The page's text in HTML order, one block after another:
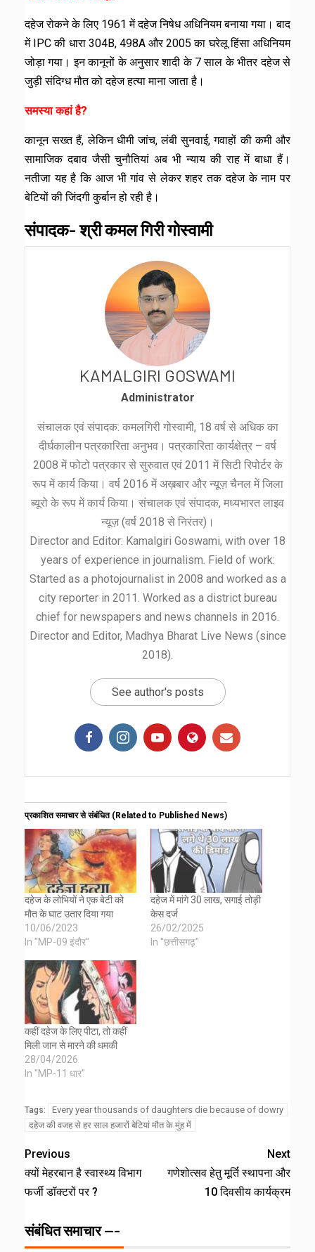
दहेज रोकने के लिए 1961 में दहेज निषेध अधिनियम बनाया गया। बाद
में IPC की धारा 304B, 498A और 2005 का घरेलू हिंसा अधिनियम
जोड़ा गया। इन कानूनों के अनुसार शादी के 7 साल के भीतर दहेज से
जुड़ी संदिग्ध मौत को दहेज हत्या माना जाता है।
समस्या कहां है?
कानून सख्त हैं, लेकिन धीमी जांच, लंबी सुनवाई, गवाहों की कमी और
सामाजिक दबाव जैसी चुनौतियां अब भी न्याय की राह में बाधा हैं।
नतीजा यह है कि आज भी गांव से लेकर शहर तक दहेज के नाम पर
बेटियों की जिंदगी कुर्बान हो रही है।
संपादक- श्री कमल गिरी गोस्वामी
KAMALGIRI GOSWAMI
Administrator
संचालक एवं संपादक: कमलगिरी गोस्वामी, 18 वर्ष से अधिक का
दीर्घकालीन पत्रकारिता अनुभव। पत्रकारिता कार्यक्षेत्र – वर्ष
2008 में फोटो पत्रकार से सुरुवात एवं 2011 में सिटी रिपोर्टर के
रूप में कार्य किया। वर्ष 2016 में अख़बार और न्यूज़ चैनल में जिला
ब्यूरो के रूप में कार्य किया। संचालक एवं संपादक, मध्यभारत लाइव
न्यूज़ (वर्ष 2018 से निरंतर)।
Director and Editor: Kamalgiri Goswami, with over 18
years of experience in journalism. Field of work:
Started as a photojournalist in 2008 and worked as a
city reporter in 2011. Worked as a district bureau
chief for newspapers and news channels in 2016.
Director and Editor, Madhya Bharat Live News (since
2018).
See author's posts
प्रकाशित समाचार से संबंधित (Related to Published News)
दहेज के लोभियों ने एक बेटी को
मौत के घाट उतार दिया गया
10/06/2023
In "MP-09 इंदौर"
दहेज में मांगे 30 लाख, सगाई तोड़ी
केस दर्ज
26/02/2025
In "छत्तीसगढ़"
कहीं दहेज के लिए पीटा, तो कहीं
मिली जान से मारने की धमकी
28/04/2026
In "MP-11 धार"
Tags:
Every year thousands of daughters die because of dowry
दहेज की वजह से हर साल हजारों बेटियां मौत के मुंह में
Previous
क्यों मेहरबान है स्वास्थ्य विभाग
फर्जी डॉक्टरों पर ?
Next
गणेशोत्सव हेतु मूर्ति स्थापना और
10 दिवसीय कार्यक्रम
संबंधित समाचार ---